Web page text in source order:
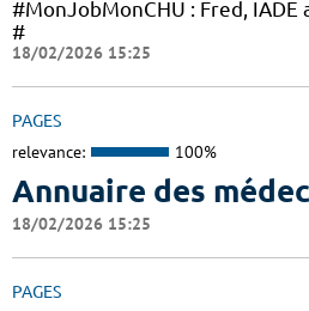
#MonJobMonCHU : Fred,
#
18/02/2026 15:25
PAGES
relevance: 100%
Annuaire des
18/02/2026 15:25
PAGES